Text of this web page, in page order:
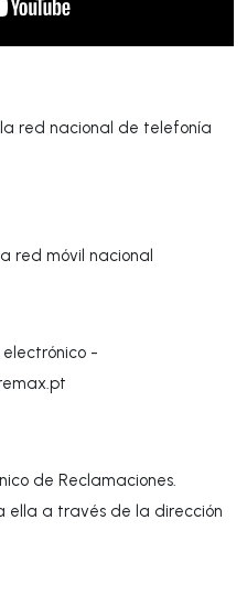
red nacional de telefonía
red móvil nacional
-
de Reclamaciones.
ella a través de la dirección